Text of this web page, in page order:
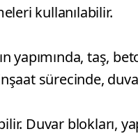
kullanılabilir.
yapımında, taş,
sürecinde,
Duvar blokları,